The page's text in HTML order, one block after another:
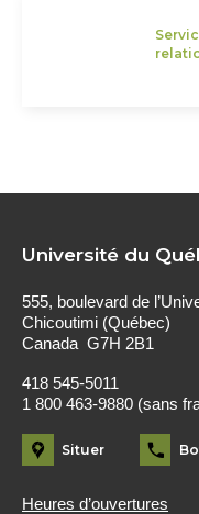
Université du
555, boulevard de
Chicoutimi (Québec)
Canada G7H 2B1
418 545-5011
1 800 463-9880 (sans
Situer
Heures d’ouvertures